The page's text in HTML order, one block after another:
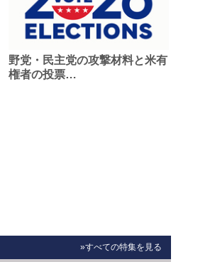
野党・民主党の攻撃材料と米有
権者の投票…
»すべての特集を見る